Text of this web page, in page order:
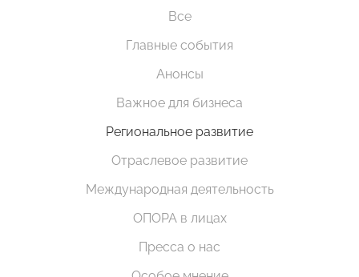
Все
Главные события
Анонсы
Важное для бизнеса
Региональное развитие
Отраслевое развитие
Международная деятельность
ОПОРА в лицах
Пресса о нас